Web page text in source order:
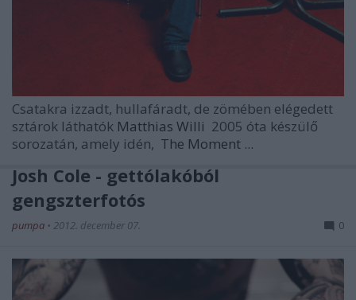
Csatakra izzadt, hullafáradt, de zömében elégedett
sztárok láthatók Matthias Willi 2005 óta készülő
sorozatán, amely idén, The Moment ...
Josh Cole - gettólakóból
gengszterfotós
pumpa • 2012. december 07. 0